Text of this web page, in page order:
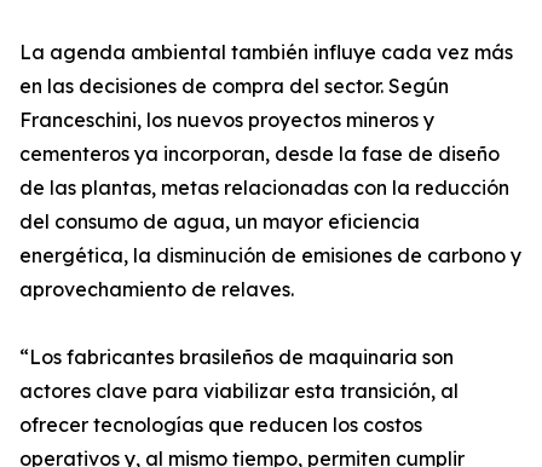
La agenda ambiental también influye cada vez más
en las decisiones de compra del sector. Según
Franceschini, los nuevos proyectos mineros y
cementeros ya incorporan, desde la fase de diseño
de las plantas, metas relacionadas con la reducción
del consumo de agua, un mayor eficiencia
energética, la disminución de emisiones de carbono y
aprovechamiento de relaves.
“Los fabricantes brasileños de maquinaria son
actores clave para viabilizar esta transición, al
ofrecer tecnologías que reducen los costos
operativos y, al mismo tiempo, permiten cumplir